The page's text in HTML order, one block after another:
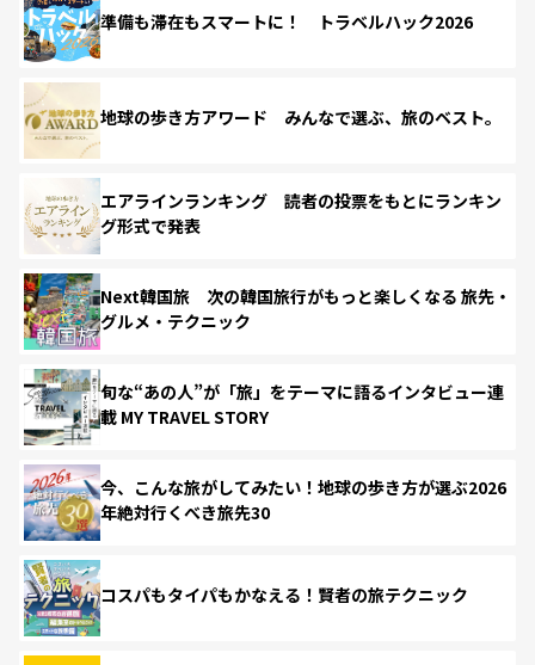
準備も滞在もスマートに！ トラベルハック2026
地球の歩き方アワード みんなで選ぶ、旅のベスト。
エアラインランキング 読者の投票をもとにランキン
グ形式で発表
Next韓国旅 次の韓国旅行がもっと楽しくなる 旅先・
グルメ・テクニック
旬な“あの人”が「旅」をテーマに語るインタビュー連
載 MY TRAVEL STORY
今、こんな旅がしてみたい！地球の歩き方が選ぶ2026
年絶対行くべき旅先30
コスパもタイパもかなえる！賢者の旅テクニック